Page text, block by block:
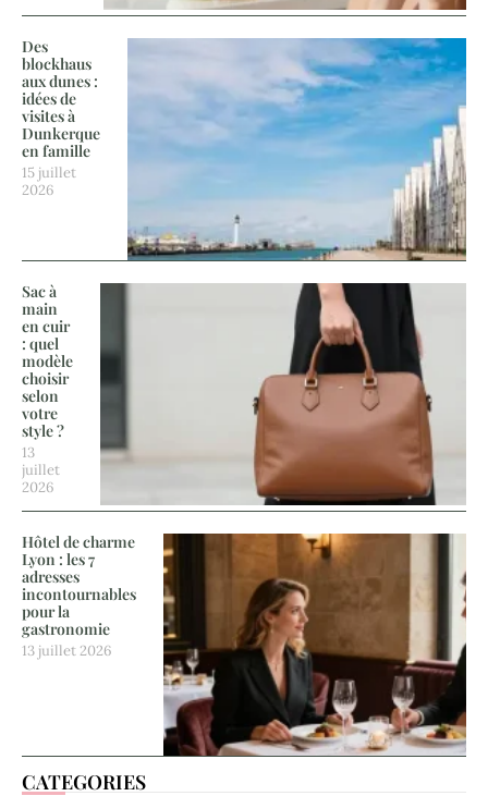
Des
blockhaus
aux dunes :
idées de
visites à
Dunkerque
en famille
15 juillet
2026
Sac à
main
en cuir
: quel
modèle
choisir
selon
votre
style ?
13
juillet
2026
Hôtel de charme
Lyon : les 7
adresses
incontournables
pour la
gastronomie
13 juillet 2026
CATEGORIES